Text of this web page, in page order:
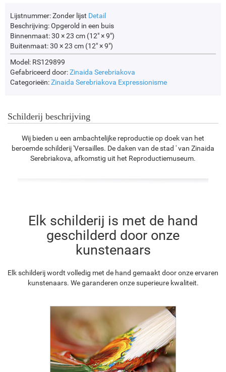
Lijstnummer:Zonder lijst Detail
Beschrijving:Opgerold in een buis
Binnenmaat:30 × 23 cm (12" × 9")
Buitenmaat:30 × 23 cm (12" × 9")
Model: RS129899
Gefabriceerd door:Zinaida Serebriakova
Categorieën:Zinaida Serebriakova Expressionisme
Schilderij beschrijving
Wij bieden u een ambachtelijke reproductie op doek van het
beroemde schilderij 'Versailles. De daken van de stad ' van Zinaida
Serebriakova, afkomstig uit het Reproductiemuseum.
Elk schilderij is met de hand
geschilderd door onze
kunstenaars
Elk schilderij wordt volledig met de hand gemaakt door onze ervaren
kunstenaars. We garanderen onze superieure kwaliteit.